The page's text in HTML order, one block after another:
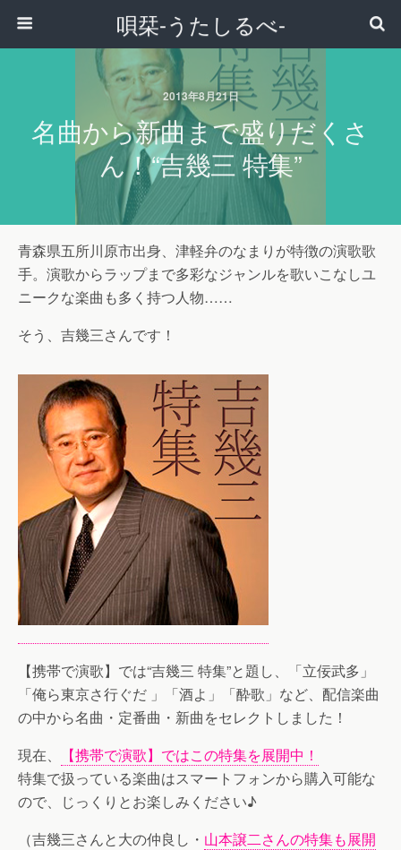
唄栞-うたしるべ-
2013年8月21日
名曲から新曲まで盛りだくさ
ん！“吉幾三 特集”
青森県五所川原市出身、津軽弁のなまりが特徴の演歌歌
手。演歌からラップまで多彩なジャンルを歌いこなしユ
ニークな楽曲も多く持つ人物……
そう、吉幾三さんです！
【携帯で演歌】では“吉幾三 特集”と題し、「立佞武多」
「俺ら東京さ行ぐだ 」「酒よ」「酔歌」など、配信楽曲
の中から名曲・定番曲・新曲をセレクトしました！
現在、
【携帯で演歌】ではこの特集を展開中！
特集で扱っている楽曲はスマートフォンから購入可能な
ので、じっくりとお楽しみください♪
（吉幾三さんと大の仲良し・ 山本譲二さんの特集も展開